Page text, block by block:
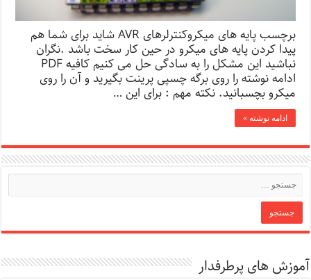
برچسب پایه های میکروکنترلرهای AVR شاید برای شما هم
پیدا کردن پایه های میکرو در حین کار سخت باشد .نگران
نباشید این مشکل را به سادگی حل می کنیم کافیه PDF
ادامه نوشته را روی برگه چسپی پرینت بگیرید و آن را روی
میکرو بچسبانید. نکته مهم : برای این …
ادامه نوشته »
آموزش های پرطرفدار